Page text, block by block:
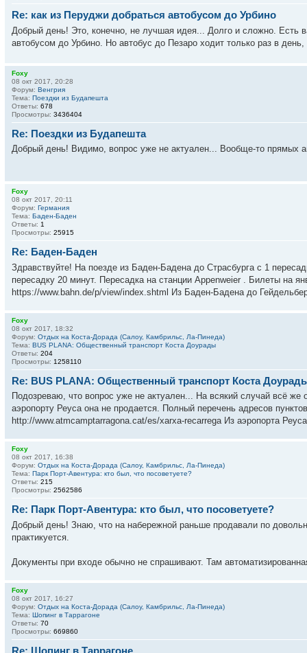
Re: как из Перуджи добраться автобусом до Урбино
Добрый день! Это, конечно, не лучшая идея... Долго и сложно. Есть
автобусом до Урбино. Но автобус до Пезаро ходит только раз в
Foxy
08 окт 2017, 20:28
Форум: Венгрия
Тема: Поездки из Будапешта
Ответы: 678
Просмотры: 3436404
Re: Поездки из Будапешта
Добрый день! Видимо, вопрос уже не актуален... Вообще-то прямых
Foxy
08 окт 2017, 20:11
Форум: Германия
Тема: Баден-Баден
Ответы: 1
Просмотры: 25915
Re: Баден-Баден
Здравствуйте! На поезде из Баден-Бадена до Страсбурга с 1
пересадку 20 минут. Пересадка на станции Appenweier . Билеты на
https://www.bahn.de/p/view/index.shtml Из Баден-Бадена до
Foxy
08 окт 2017, 18:32
Форум: Отдых на Коста-Дорада (Салоу, Камбрильс, Ла-Пинеда)
Тема: BUS PLANA: Общественный транспорт Коста Доурады
Ответы: 204
Просмотры: 1258110
Re: BUS PLANA: Общественный транспорт Коста
Подозреваю, что вопрос уже не актуален... На всякий случай всё
аэропорту Реуса она не продается. Полный перечень адресов
http://www.atmcamptarragona.cat/es/xarxa-recarrega Из аэропорта
Foxy
08 окт 2017, 16:38
Форум: Отдых на Коста-Дорада (Салоу, Камбрильс, Ла-Пинеда)
Тема: Парк Порт-Авентура: кто был, что посоветуете?
Ответы: 215
Просмотры: 2562586
Re: Парк Порт-Авентура: кто был, что посоветуете?
Добрый день! Знаю, что на набережной раньше продавали по
практикуется.
Документы при входе обычно не спрашивают. Там
Foxy
08 окт 2017, 16:27
Форум: Отдых на Коста-Дорада (Салоу, Камбрильс, Ла-Пинеда)
Тема: Шопинг в Таррагоне
Ответы: 70
Просмотры: 669860
Re: Шопинг в Таррагоне